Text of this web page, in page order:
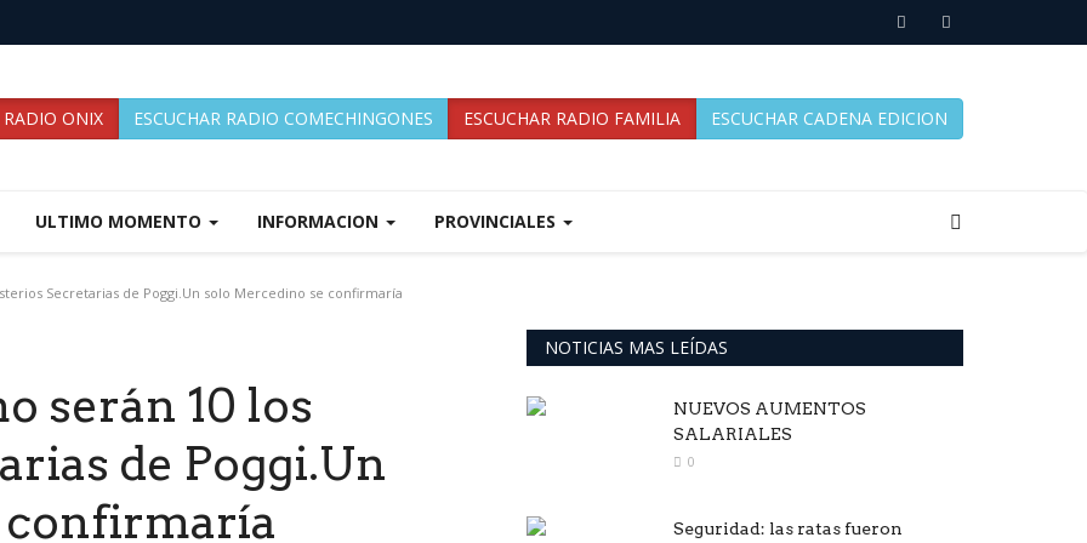
RADIO ONIX ESCUCHAR RADIO COMECHINGONES ESCUCHAR RADIO FAMILIA ESCUCHAR CADENA EDICION
ULTIMO MOMENTO INFORMACION PROVINCIALES
Secretarias de Poggi.Un solo Mercedino se confirmaría
serán 10 los
de Poggi.Un
confirmaría
NOTICIAS MAS LEÍDAS
NUEVOS AUMENTOS
SALARIALES
0
Seguridad: las ratas fueron